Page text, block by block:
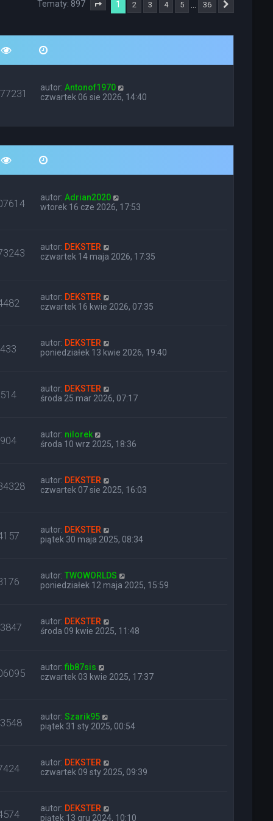
Tematy: 897 Strona 1z 36
1 2 3 4 5 36
autor:Antonof1970
czwartek 06 sie 2026, 14:40
autor:Adrian2020
wtorek 16 cze 2026, 17:53
autor: DEKSTER
czwartek 14 maja 2026, 17:35
autor: DEKSTER
czwartek 16 kwie 2026, 07:35
433 autor: DEKSTER
poniedziałek 13 kwie 2026, 19:40
514 autor: DEKSTER
środa 25 mar 2026, 07:17
904 autor: nilorek
środa 10 wrz 2025, 18:36
autor: DEKSTER
czwartek 07 sie 2025, 16:03
autor: DEKSTER
piątek 30 maja 2025, 08:34
autor:TWOWORLDS
poniedziałek 12 maja 2025, 15:59
autor: DEKSTER
środa 09 kwie 2025, 11:48
autor:fib87sis
czwartek 03 kwie 2025, 17:37
autor:Szarik95
piątek 31 sty 2025, 00:54
autor: DEKSTER
czwartek 09 sty 2025, 09:39
autor: DEKSTER
piątek 13 gru 2024, 10:10